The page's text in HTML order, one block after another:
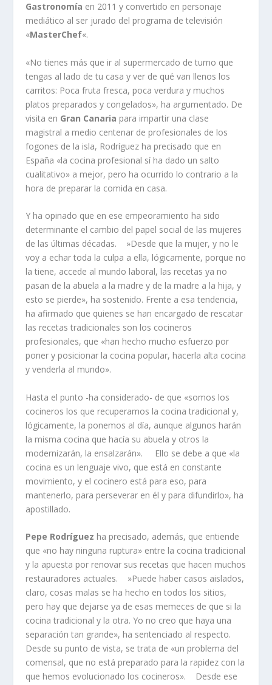
Gastronomía en 2011 y convertido en personaje
mediático al ser jurado del programa de televisión
«MasterChef«.
«No tienes más que ir al supermercado de turno que
tengas al lado de tu casa y ver de qué van llenos los
carritos: Poca fruta fresca, poca verdura y muchos
platos preparados y congelados», ha argumentado. De
visita en Gran Canaria para impartir una clase
magistral a medio centenar de profesionales de los
fogones de la isla, Rodríguez ha precisado que en
España «la cocina profesional sí ha dado un salto
cualitativo» a mejor, pero ha ocurrido lo contrario a la
hora de preparar la comida en casa.
Y ha opinado que en ese empeoramiento ha sido
determinante el cambio del papel social de las mujeres
de las últimas décadas. »Desde que la mujer, y no le
voy a echar toda la culpa a ella, lógicamente, porque no
la tiene, accede al mundo laboral, las recetas ya no
pasan de la abuela a la madre y de la madre a la hija, y
esto se pierde», ha sostenido. Frente a esa tendencia,
ha afirmado que quienes se han encargado de rescatar
las recetas tradicionales son los cocineros
profesionales, que «han hecho mucho esfuerzo por
poner y posicionar la cocina popular, hacerla alta cocina
y venderla al mundo».
Hasta el punto -ha considerado- de que «somos los
cocineros los que recuperamos la cocina tradicional y,
lógicamente, la ponemos al día, aunque algunos harán
la misma cocina que hacía su abuela y otros la
modernizarán, la ensalzarán». Ello se debe a que «la
cocina es un lenguaje vivo, que está en constante
movimiento, y el cocinero está para eso, para
mantenerlo, para perseverar en él y para difundirlo», ha
apostillado.
Pepe Rodríguez ha precisado, además, que entiende
que «no hay ninguna ruptura» entre la cocina tradicional
y la apuesta por renovar sus recetas que hacen muchos
restauradores actuales. »Puede haber casos aislados,
claro, cosas malas se ha hecho en todos los sitios,
pero hay que dejarse ya de esas memeces de que si la
cocina tradicional y la otra. Yo no creo que haya una
separación tan grande», ha sentenciado al respecto.
Desde su punto de vista, se trata de «un problema del
comensal, que no está preparado para la rapidez con la
que hemos evolucionado los cocineros». Desde ese